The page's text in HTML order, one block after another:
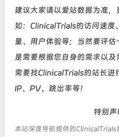
建议大家请以爱站数据为准
如：ClinicalTrials的访问速度
量、用户体验等；当然要评
是需要根据您自身的需求以
需要找ClinicalTrials的站长进
IP、PV、跳出率等！
特别声
本站深度导航提供的ClinicalTrials